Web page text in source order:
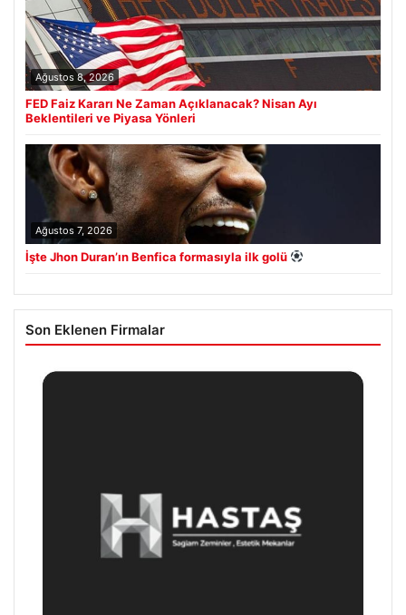
Ağustos 8, 2026
FED Faiz Kararı Ne Zaman Açıklanacak? Nisan Ayı
Beklentileri ve Piyasa Yönleri
Ağustos 7, 2026
İşte Jhon Duran’ın Benfica formasıyla ilk golü
Son Eklenen Firmalar